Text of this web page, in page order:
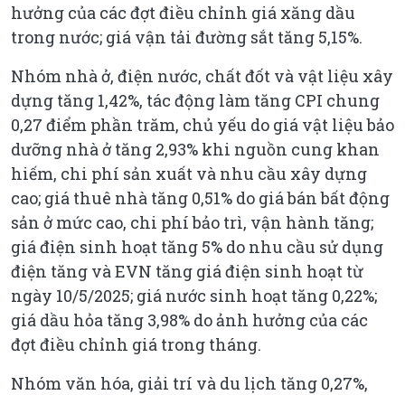
hưởng của các đợt điều chỉnh giá xăng dầu
trong nước; giá vận tải đường sắt tăng 5,15%.
Nhóm nhà ở, điện nước, chất đốt và vật liệu xây
dựng tăng 1,42%, tác động làm tăng CPI chung
0,27 điểm phần trăm, chủ yếu do giá vật liệu bảo
dưỡng nhà ở tăng 2,93% khi nguồn cung khan
hiếm, chi phí sản xuất và nhu cầu xây dựng
cao; giá thuê nhà tăng 0,51% do giá bán bất động
sản ở mức cao, chi phí bảo trì, vận hành tăng;
giá điện sinh hoạt tăng 5% do nhu cầu sử dụng
điện tăng và EVN tăng giá điện sinh hoạt từ
ngày 10/5/2025; giá nước sinh hoạt tăng 0,22%;
giá dầu hỏa tăng 3,98% do ảnh hưởng của các
đợt điều chỉnh giá trong tháng.
Nhóm văn hóa, giải trí và du lịch tăng 0,27%,